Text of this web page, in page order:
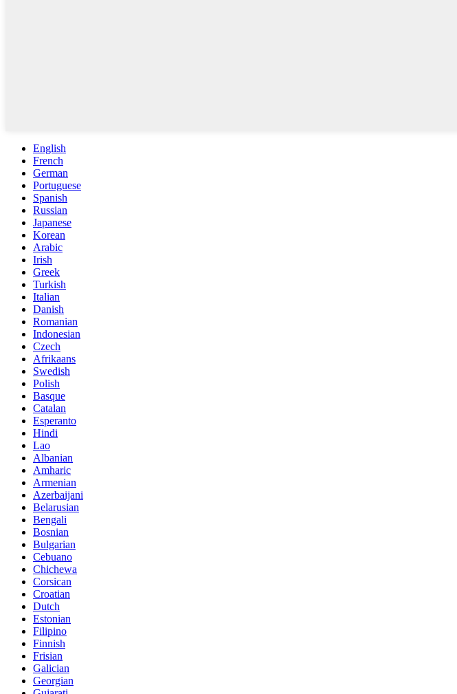
English
French
German
Portuguese
Spanish
Russian
Japanese
Korean
Arabic
Irish
Greek
Turkish
Italian
Danish
Romanian
Indonesian
Czech
Afrikaans
Swedish
Polish
Basque
Catalan
Esperanto
Hindi
Lao
Albanian
Amharic
Armenian
Azerbaijani
Belarusian
Bengali
Bosnian
Bulgarian
Cebuano
Chichewa
Corsican
Croatian
Dutch
Estonian
Filipino
Finnish
Frisian
Galician
Georgian